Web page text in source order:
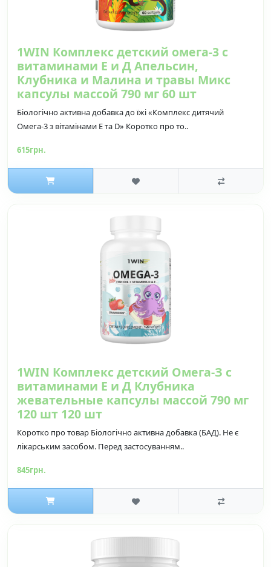
1WIN Комплекс детский омега-3 с
витаминами Е и Д Апельсин,
Клубника и Малина и травы Микс
капсулы массой 790 мг 60 шт
Біологічно активна добавка до їжі «Комплекс дитячий
Омега-3 з вітамінами Е та D» Коротко про то..
615грн.
1WIN Комплекс детский Омега-З с
витаминами Е и Д Клубника
жевательные капсулы массой 790 мг
120 шт 120 шт
Коротко про товар Біологічно активна добавка (БАД). Не є
лікарським засобом. Перед застосуванням..
845грн.